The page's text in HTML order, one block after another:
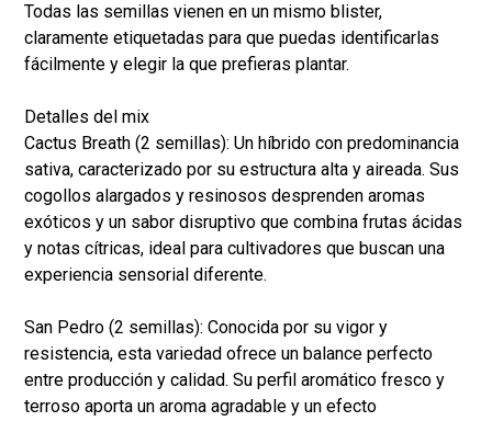
Todas las semillas vienen en un mismo blister,
claramente etiquetadas para que puedas identificarlas
fácilmente y elegir la que prefieras plantar.
Detalles del mix
Cactus Breath (2 semillas): Un híbrido con predominancia
sativa, caracterizado por su estructura alta y aireada. Sus
cogollos alargados y resinosos desprenden aromas
exóticos y un sabor disruptivo que combina frutas ácidas
y notas cítricas, ideal para cultivadores que buscan una
experiencia sensorial diferente.
San Pedro (2 semillas): Conocida por su vigor y
resistencia, esta variedad ofrece un balance perfecto
entre producción y calidad. Su perfil aromático fresco y
terroso aporta un aroma agradable y un efecto